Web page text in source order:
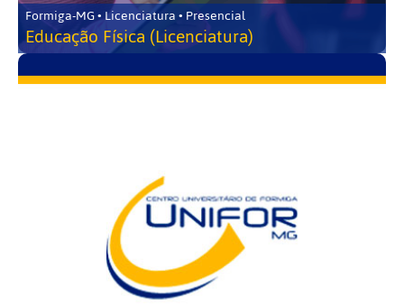
Formiga-MG • Licenciatura • Presencial
Educação Física (Licenciatura)